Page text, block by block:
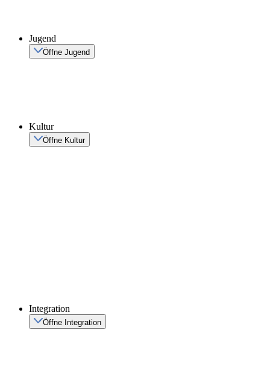
Jugend
Öffne Jugend
Kultur
Öffne Kultur
Integration
Öffne Integration